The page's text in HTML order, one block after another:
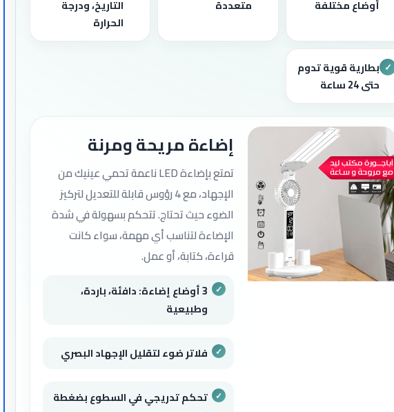
أوضاع مختلفة
متعددة
التاريخ، ودرجة
الحرارة
✓ بطارية قوية تدوم
حتى 24 ساعة
إضاءة مريحة ومرنة
تمتع بإضاءة LED ناعمة تحمي عينيك من
الإجهاد، مع 4 رؤوس قابلة للتعديل لتركيز
الضوء حيث تحتاج. تتحكم بسهولة في شدة
الإضاءة لتناسب أي مهمة، سواء كانت
قراءة، كتابة، أو عمل.
3 أوضاع إضاءة: دافئة، باردة،
وطبيعية
فلاتر ضوء لتقليل الإجهاد البصري
تحكم تدريجي في السطوع بضغطة